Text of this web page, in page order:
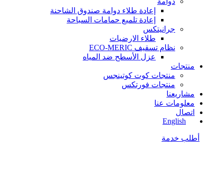
إعادة طلاء دوامة صندوق الشاحنة
إعادة تلميع حمامات السباحة
جرانيتكس
طلاء الارضيات
نظام تسقيف ECO-MERIC
عزل الأسطح ضد المياه
منتجات
منتجات كوت كوتينجس
منتجات فورتكس
مشاريعنا
معلومات عنا
اتصال
English
أطلب خدمة